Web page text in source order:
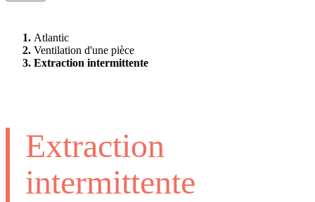
Atlantic
Ventilation d'une pièce
Extraction intermittente
Extraction
intermittente